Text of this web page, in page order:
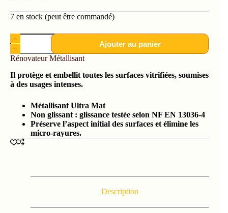
7 en stock (peut être commandé)
Ajouter au panier
Rénovateur Métallisant
Il protège et embellit toutes les surfaces vitrifiées, soumises
à des usages intenses.
Métallisant Ultra Mat
Non glissant : glissance testée selon NF EN 13036-4
Préserve l’aspect initial des surfaces et élimine les
micro-rayures.
Description